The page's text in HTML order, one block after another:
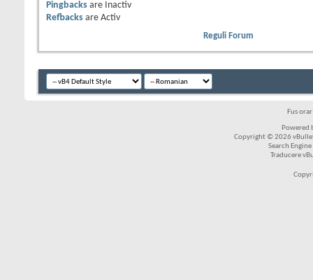
Pingbacks are
Inactiv
Refbacks are Activ
Reguli Forum
Fus
Powered
Copyright © 2026
Search
Traducere